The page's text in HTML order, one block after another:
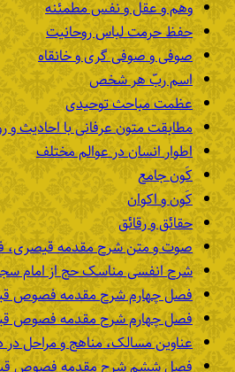
وهم و عقل و نفس مطمئنه
حفظ حرمت لباس روحانیت
صوفی و صوفی گری و خانقاه
اسم ربّ هر شخص
عظمت مباحث توحیدی
مطابقت متون عرفانی با احادیث و
اطوار انسان در عوالم مختلف
کَون جامع
کَون و اکوان
حقائق و رقائق
صوت و متن شرح مقدمه قیصری،
شرح انفسی مناسک حج از امام
فصل چهارم شرح مقدمه فصوص
فصل چهارم شرح مقدمه فصوص
عناوین مسالک، مناهج و مراحل